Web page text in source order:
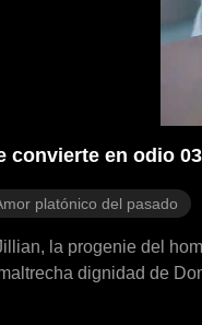
convierte en odio 03
platónico del pasado
la progenie del
dignidad de